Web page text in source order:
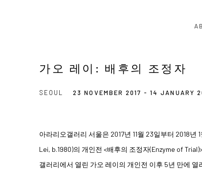
가오 레이: 배후의 조정자
23 NOVEMBER 2017 - 14 JANUARY
SEOUL
아라리오갤러리 서울은 2017년 11월 23일부터 2018년
Lei, b.1980)의 개인전 <배후의 조정자(Enzyme of
갤러리에서 열린 가오 레이의 개인전 이후 5년 만에 열